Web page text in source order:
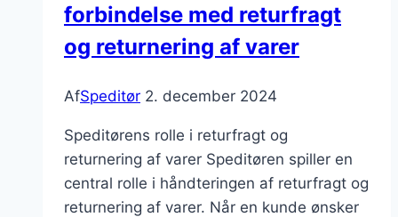
forbindelse med returfragt
og returnering af varer
AfSpeditør 2. december 2024
Speditørens rolle i returfragt og
returnering af varer Speditøren spiller en
central rolle i håndteringen af returfragt og
returnering af varer. Når en kunde ønsker